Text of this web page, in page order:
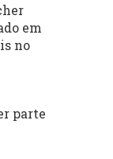
em
no
parte